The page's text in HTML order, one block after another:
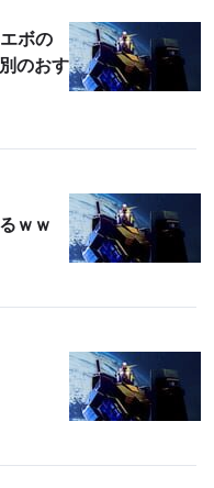
ボの
のおす
ｗｗ